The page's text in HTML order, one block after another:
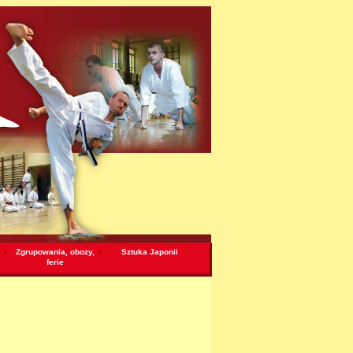
Zgrupowania, obozy,
ferie
Sztuka Japonii